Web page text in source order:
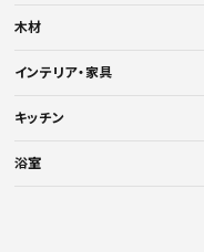
木材
インテリア・家具
キッチン
浴室